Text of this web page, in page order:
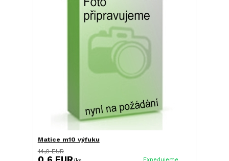
Matice m10 výfuku
14,0 EUR
Expedujeme